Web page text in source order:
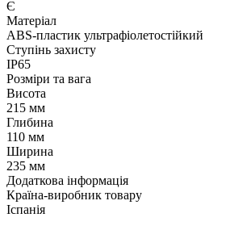
Є
Матеріал
ABS-пластик ультрафіолетостійкий
Ступінь захисту
IP65
Розміри та вага
Висота
215 мм
Глибина
110 мм
Ширина
235 мм
Додаткова інформація
Країна-виробник товару
Іспанія